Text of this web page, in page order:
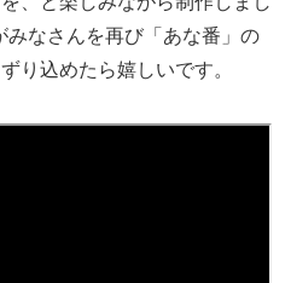
なさんを再び「あな番」の
り込めたら嬉しいです。